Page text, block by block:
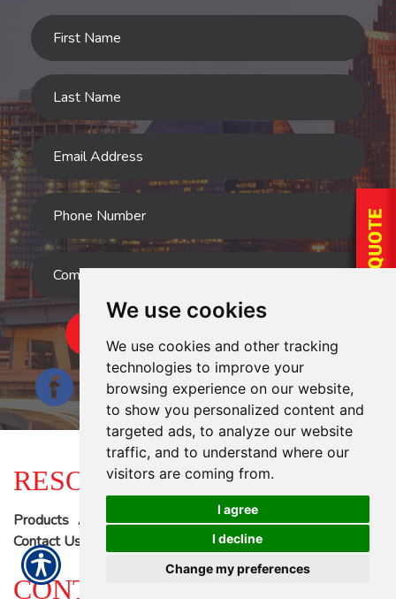
We use cookies
We use cookies and other tracking
technologies to improve your
browsing experience on our website,
to show you personalized content and
targeted ads, to analyze our website
traffic, and to understand where our
visitors are coming from.
I agree
I decline
Change my preferences
SUBMIT
RESOURCES
Products About Us Refer A Friend Blog
Contact Us
CONTACT US